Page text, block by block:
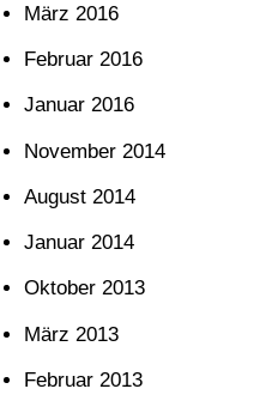
März 2016
Februar 2016
Januar 2016
November 2014
August 2014
Januar 2014
Oktober 2013
März 2013
Februar 2013